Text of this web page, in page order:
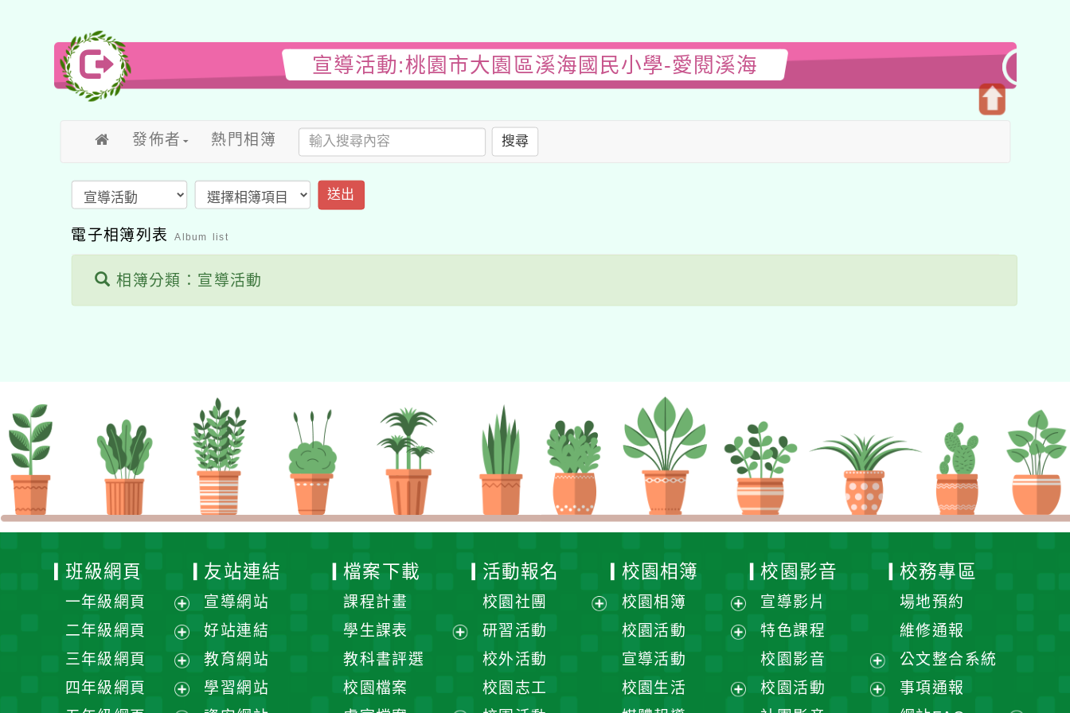
宣導活動:桃園市大園區溪海國民小學-愛閱溪海
發佈者 熱門相簿 搜尋
送出
電子相簿列表 Album list
相簿分類：宣導活動
班級網頁
一年級網頁
展
開
選
單
二年級網頁
展
開
選
三年級網頁
展
開
四年級網頁
展
友站連結
宣導網站
好站連結
教育網站
學習網站
檔案下載
課程計畫
學生課表
教科書評選
校園檔案
活動報名
校園社團
研習活動
校外活動
校園志工
校園相簿
校園相簿
展
開
單
校園活動
選
宣導活動
校園生活
校園影音
宣導影片
特色課程
校園影音
展
開
校園活動
校務專區
場地預約
維修通報
公文整合系統
事項通報